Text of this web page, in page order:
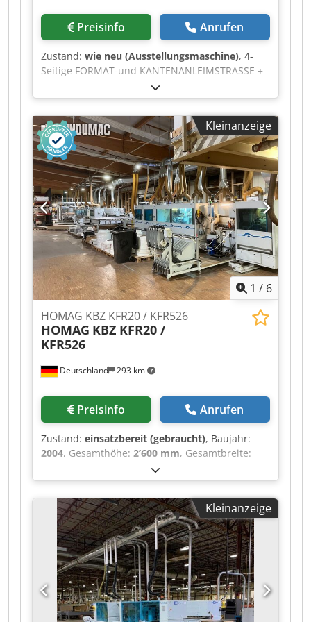
Preisinfo Anrufen
Zustand: wie neu (Ausstellungsmaschine), 4-
Seitige FORMAT-und KANTENANLEIMSTRASSE +
BOHRMASCHINE Abmessungen der Platten: MIN.
mm 195 x 250 x 60 / MAX. mm 1200 x 2500 x 60
Cedpezrd Dhsfx Agpjha Bestehend aus
folgenden Maschinen: 202005a) 1. Doppelseitige
Format- und Kantenanleimmaschine "HOMAG"
Mod. KFL 325/ M1 / C 202005b) Drehstation (90°
LÄNGS-QUER.)"HOMAG" Mod. TDL 202005c) 2.
Doppelseitige Format-und
Kantenanleimmaschine "HOMAG" Mod. KFL 326/
M2 / C 202005d) Verbindungsrollenbahn
202005e) Durchlaufbohrmaschine "WEEKE" Mod.
BST 503
Kleinanzeige
1 / 6
Deutschland 293 km
HOMAG KBZ KFR20 / KFR526
HOMAG KBZ KFR20 /
KFR526
Preisinfo Anrufen
Zustand: einsatzbereit (gebraucht), Baujahr:
2004, Gesamthöhe: 2’600 mm, Gesamtbreite:
, Produktlänge (max.):
Doppelseitige Kantenanleimmaschine, Baujahr
2004. Diese komplette HOMAG KBZ KFR20 /
KFR526-Produktionslinie verfügt über eine
Wendestation und einen Bargstedt-Stapler. Sie
ist für das Formatieren, Fräsen, Verleimen,
Nuten und Kanten von Platten in einem einzigen
Arbeitsgang ausgelegt, insbesondere für Lager-
und Trennwandelemente. Wenn Sie auf der
Suche nach hochwertigen
Kantenanleimmöglichkeiten sind, sollten Sie die
Kleinanzeige